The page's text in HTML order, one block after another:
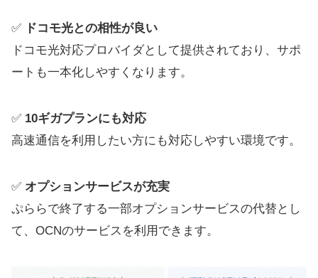
✅ ドコモ光との相性が良い
ドコモ光対応プロバイダとして提供されており、サポ
ートも一本化しやすくなります。
✅ 10ギガプランにも対応
高速通信を利用したい方にも対応しやすい環境です。
✅ オプションサービスが充実
ぷららで終了する一部オプションサービスの代替とし
て、OCNのサービスを利用できます。